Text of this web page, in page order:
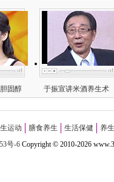
固醇 于振宣讲米酒养生术
运动 膳食养生 生活保健
养
号-6Copyright©2010-2026